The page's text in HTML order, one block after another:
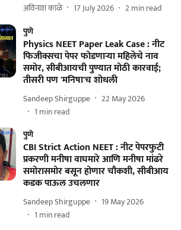
अविनाश काळे 17 July 2026 2min read
पुणे
Physics NEET Paper Leak Case : नीट
फिजीक्सचा पेपर फोडणाऱ्या महिलेचे नाव
समोर, सीबीआयची पुण्यात मोठी कारवाई;
तीसरी पण 'मनिषा'च शोधली
Sandeep Shirguppe
22 May 2026
1 min read
पुणे
CBI Strict Action NEET : नीट पेपरफुटी
प्रकरणी मनीषा वाघमारे आणि मनीषा मांढरे
समोरासमोर बसून होणार चौकशी, सीबीआय
कडक पाऊल उचलणार
Sandeep Shirguppe
19 May 2026
1 min read